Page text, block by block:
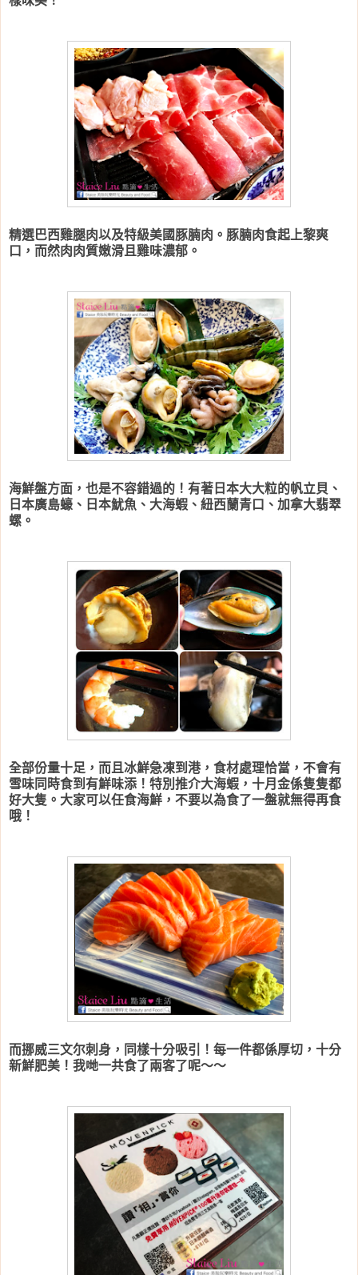
精選巴西雞腿肉以及特級美國豚腩肉。 豚腩肉食起上黎爽
口，而然肉肉質嫩滑且雞味濃郁。
海鮮盤方面，也是不容錯過的！有著日本大大粒的帆立貝、
日本廣島蠔、日本魷魚、大海蝦、紐西蘭青口、加拿大翡翠
螺。
全部份量十足，而且冰鮮急凍到港，食材處理恰當，不會有
雪味同時食到有鮮味添！特別推介大海蝦，十月金係隻隻都
好大隻。大家可以任食海鮮，不要以為食了一盤就無得再食
哦！
而挪威三文尔刺身，同樣十分吸引！每一件都係厚切，十分
新鮮肥美！我哋一共食了兩客了呢～～